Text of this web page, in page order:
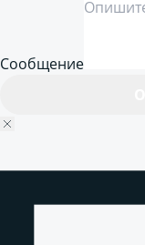
Сообщение